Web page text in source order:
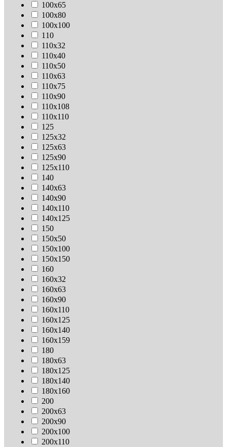
100х65
100х80
100х100
110
110х32
110х40
110х50
110х63
110х75
110х90
110х108
110х110
125
125х32
125х63
125х90
125х110
140
140х63
140х90
140х110
140х125
150
150х50
150х100
150х150
160
160х32
160х63
160х90
160х110
160х125
160х140
160х159
180
180х63
180х125
180х140
180х160
200
200х63
200х90
200х100
200х110